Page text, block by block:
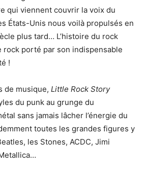
qui viennent couvrir la voix du
États-Unis nous voilà propulsés en
plus tard… L’histoire du rock
rock porté par son indispensable
!
de musique, Little Rock Story
du punk au grunge du
sans jamais lâcher l’énergie du
toutes les grandes figures y
les Stones, ACDC, Jimi